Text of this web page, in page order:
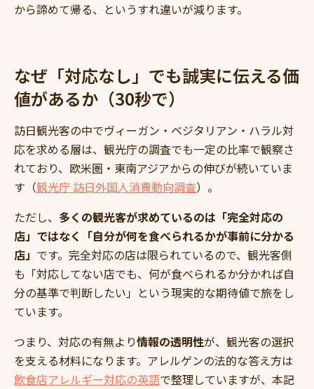
から諦めて帰る、というすれ違いが減ります。
なぜ「対応なし」でも誠実に伝える価
値があるか（30秒で）
訪日観光客の中でヴィーガン・ベジタリアン・ハラル対
応を求める層は、観光庁の調査でも一定の比率で観察さ
れており、欧米圏・東南アジアからの伸びが続いていま
す（観光庁 訪日外国人消費動向調査）。
ただし、 多くの観光客が求めているのは「完全対応の
店」ではなく「自分が何を食べられるかが事前に分かる
店」 です。完全対応の店は限られているので、観光客側
も「対応してない店でも、何が食べられるか分かれば自
分の基準で判断したい」という現実的な期待値で旅をし
ています。
つまり、対応の有無より情報の透明性が、観光客の選択
を支える材料になります。アレルゲンの法的な答え方は
飲食店アレルギー対応の英語で整理していますが、本記